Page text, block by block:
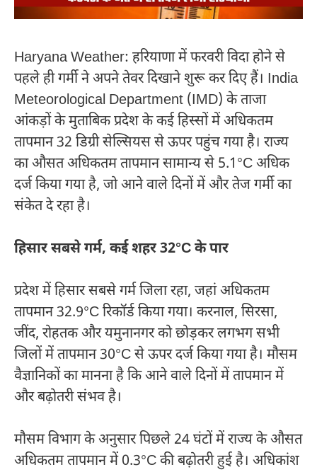
Haryana Weather: हरियाणा में फरवरी विदा होने से
पहले ही गर्मी ने अपने तेवर दिखाने शुरू कर दिए हैं। India
Meteorological Department (IMD) के ताजा
आंकड़ों के मुताबिक प्रदेश के कई हिस्सों में अधिकतम
तापमान 32 डिग्री सेल्सियस से ऊपर पहुंच गया है। राज्य
का औसत अधिकतम तापमान सामान्य से 5.1°C अधिक
दर्ज किया गया है, जो आने वाले दिनों में और तेज गर्मी का
संकेत दे रहा है।
हिसार सबसे गर्म, कई शहर 32°C के पार
प्रदेश में हिसार सबसे गर्म जिला रहा, जहां अधिकतम
तापमान 32.9°C रिकॉर्ड किया गया। करनाल, सिरसा,
जींद, रोहतक और यमुनानगर को छोड़कर लगभग सभी
जिलों में तापमान 30°C से ऊपर दर्ज किया गया है। मौसम
वैज्ञानिकों का मानना है कि आने वाले दिनों में तापमान में
और बढ़ोतरी संभव है।
मौसम विभाग के अनुसार पिछले 24 घंटों में राज्य के औसत
अधिकतम तापमान में 0.3°C की बढ़ोतरी हुई है। अधिकांश